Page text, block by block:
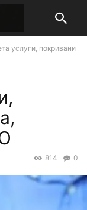
услуги, покривани
0
814